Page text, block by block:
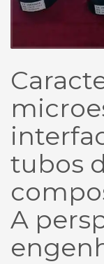
tubos
A